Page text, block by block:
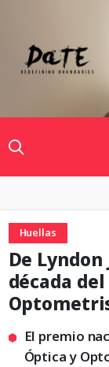
Huellas
De
década
El premio
Óptica y